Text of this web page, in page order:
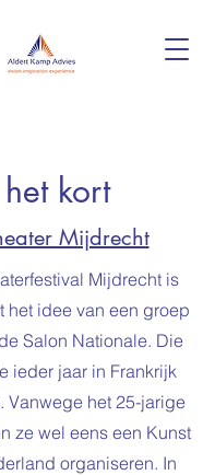
kort
Mijdrecht
Mijdrecht is
het idee van een groep
Salon Nationale. Die
ieder jaar in Frankrijk
Vanwege het 25-jarige
ze wel eens een Kunst
organiseren. In